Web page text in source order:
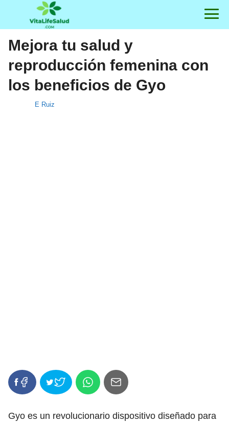
Mejora tu salud y
reproducción femenina con
los beneficios de Gyo
E Ruiz
Gyo es un revolucionario dispositivo diseñado para